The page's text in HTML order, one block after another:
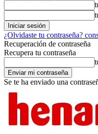
¿Olvidaste tu contraseña?
Recuperación de contraseña
Recupera tu contraseña
Se te ha enviado una